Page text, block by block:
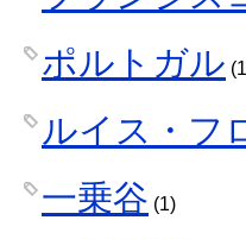
ポルトガル
ルイス・フ
一乗谷 (1)